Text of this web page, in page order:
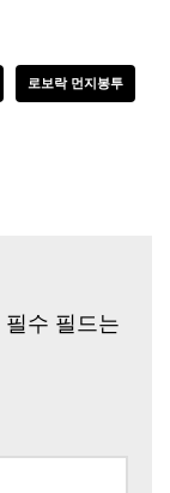
로보락 먼지봉투
필수 필드는